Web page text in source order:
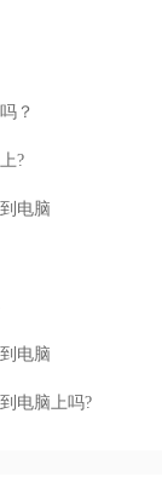
？
?
电脑
电脑
电脑上吗?